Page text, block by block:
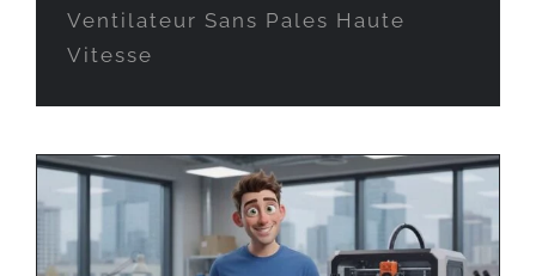
Ventilateur Sans Pales Haute
Vitesse